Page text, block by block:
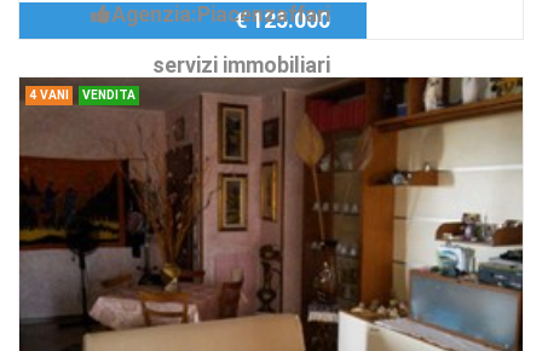
Agenzia:Piacenzaffari
servizi immobiliari
€ 125.000
4 VANI VENDITA